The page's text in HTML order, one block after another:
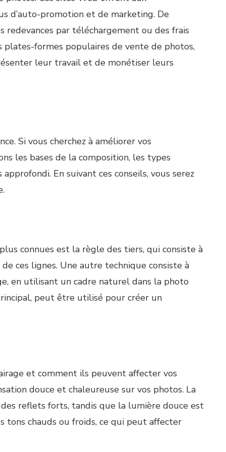
d’auto-promotion et de marketing. De
par téléchargement ou des frais
plates-formes populaires de vente de photos,
leur travail et de monétiser leurs
Si vous cherchez à améliorer vos
les bases de la composition, les types
En suivant ces conseils, vous serez
connues est la règle des tiers, qui consiste à
ces lignes. Une autre technique consiste à
en utilisant un cadre naturel dans la photo
peut être utilisé pour créer un
et comment ils peuvent affecter vos
douce et chaleureuse sur vos photos. La
reflets forts, tandis que la lumière douce est
chauds ou froids, ce qui peut affecter